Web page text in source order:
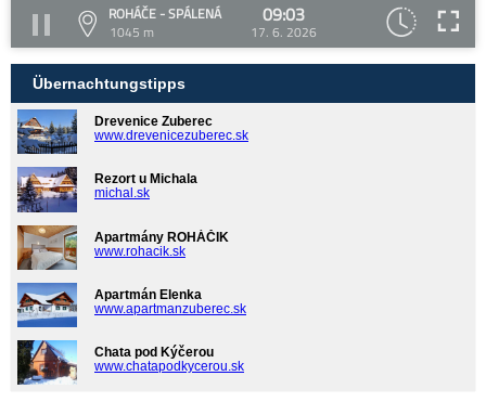
ROHÁČE - SPÁLENÁ
1045 m
09:03
17. 6. 2026
Übernachtungstipps
Drevenice Zuberec
www.drevenicezuberec.sk
Rezort u Michala
michal.sk
Apartmány ROHÁČIK
www.rohacik.sk
Apartmán Elenka
www.apartmanzuberec.sk
Chata pod Kýčerou
www.chatapodkycerou.sk